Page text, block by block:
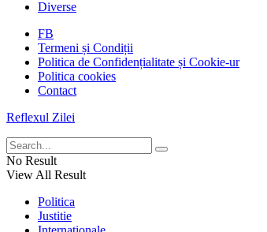
Diverse
FB
Termeni și Condiții
Politica de Confidențialitate și Cookie-ur
Politica cookies
Contact
Reflexul Zilei
No Result
View All Result
Politica
Justitie